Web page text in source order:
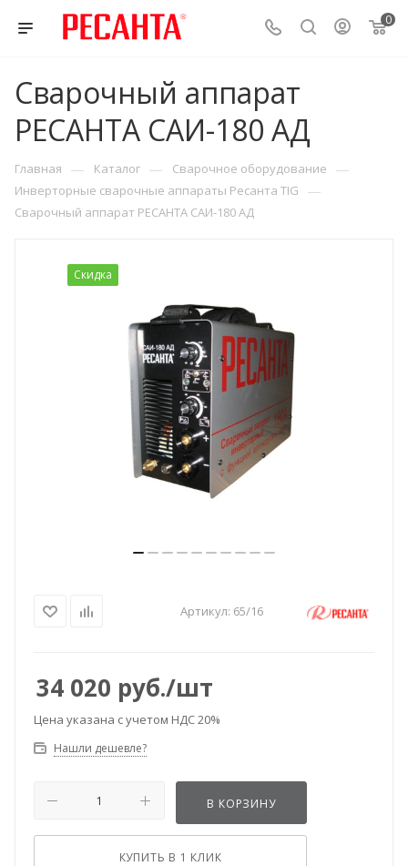
0
Сварочный аппарат
РЕСАНТА САИ-180 АД
Главная — Каталог — Сварочное оборудование —
Инверторные сварочные аппараты Ресанта TIG —
Сварочный аппарат РЕСАНТА САИ-180 АД
Скидка
Артикул: 65/16
34 020 руб./шт
Цена указана с учетом НДС 20%
Нашли дешевле?
В КОРЗИНУ
КУПИТЬ В 1 КЛИК